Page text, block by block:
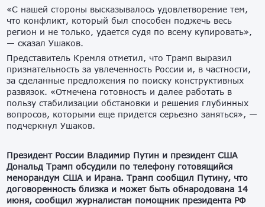
«С нашей стороны высказывалось удовлетворение тем,
что конфликт, который был способен поджечь весь
регион и не только, удается судя по всему купировать»,
— сказал Ушаков.
Представитель Кремля отметил, что Трамп выразил
признательность за увлеченность России и, в частности,
за сделанные предложения по поиску конструктивных
развязок. «Отмечена готовность и далее работать в
пользу стабилизации обстановки и решения глубинных
вопросов, которыми еще придется серьезно заняться», —
подчеркнул Ушаков.
Президент России Владимир Путин и президент США
Дональд Трамп обсудили по телефону готовящийся
меморандум США и Ирана. Трамп сообщил Путину, что
договоренность близка и может быть обнародована 14
июня, сообщил журналистам помощник президента РФ